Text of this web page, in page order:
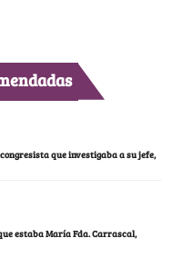
que investigaba a su jefe,
estaba María Fda. Carrascal,